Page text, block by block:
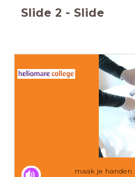
Slide 2 - Slide
maak je handen